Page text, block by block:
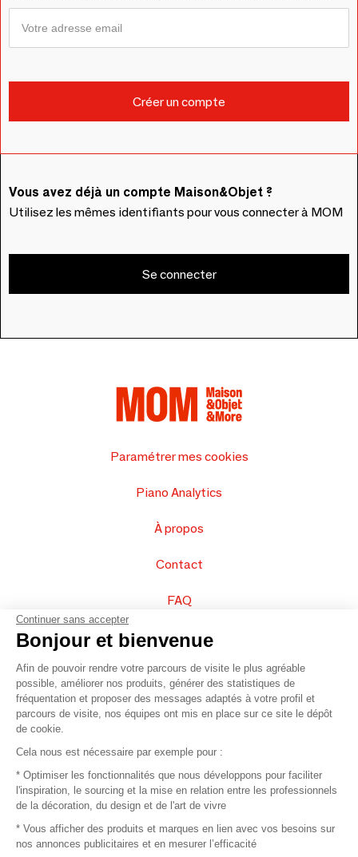
Vous avez déjà un compte Maison&Objet ?
Utilisez les mêmes identifiants pour vous connecter à MOM
Se connecter
Paramétrer mes cookies
Piano Analytics
À propos
Contact
FAQ
Vendez vos produits
Plan du site
© 2016 –Organisation SAFI
Recrutement
Continuer sans accepter
Bonjour et bienvenue
Afin de pouvoir rendre votre parcours de visite le plus agréable
possible, améliorer nos produits, générer des statistiques de
fréquentation et proposer des messages adaptés à votre profil et
parcours de visite, nos équipes ont mis en place sur ce site le dépôt
de cookie.
Cela nous est nécessaire par exemple pour :
* Optimiser les fonctionnalités que nous développons pour faciliter
l'inspiration, le sourcing et la mise en relation entre les professionnels
de la décoration, du design et de l'art de vivre
* Vous afficher des produits et marques en lien avec vos besoins sur
nos annonces publicitaires et en mesurer l’efficacité